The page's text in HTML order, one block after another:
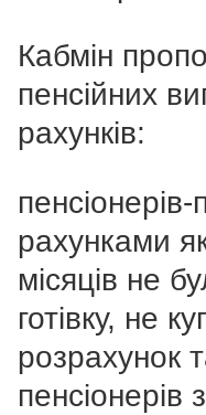
Кабмін
пенсійних
рахунків:
рахунками
місяців не
готівку, не
розрахунок
пенсіонерів